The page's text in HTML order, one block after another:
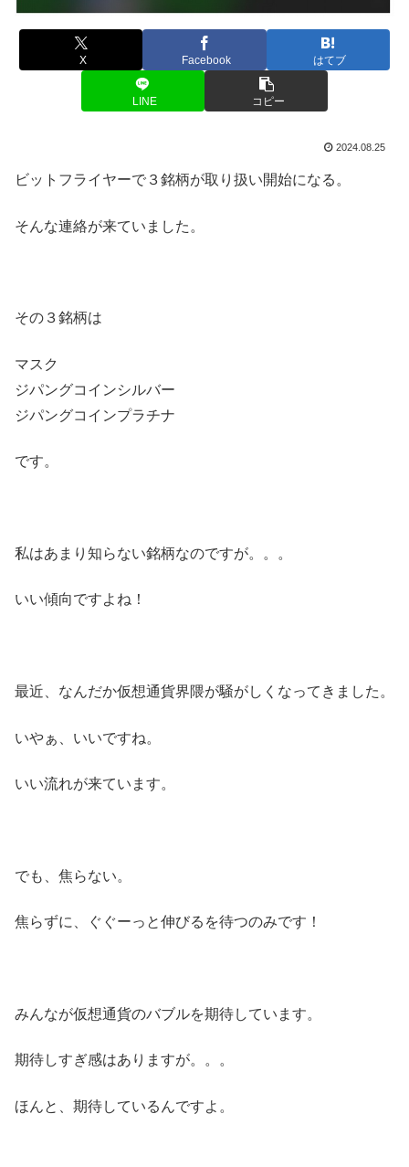
X Facebook はてブ
LINE コピー
2024.08.25
ビットフライヤーで３銘柄が取り扱い開始になる。
そんな連絡が来ていました。
その３銘柄は
マスク
ジパングコインシルバー
ジパングコインプラチナ
です。
私はあまり知らない銘柄なのですが。。。
いい傾向ですよね！
最近、なんだか仮想通貨界隈が騒がしくなってきました。
いやぁ、いいですね。
いい流れが来ています。
でも、焦らない。
焦らずに、ぐぐーっと伸びるを待つのみです！
みんなが仮想通貨のバブルを期待しています。
期待しすぎ感はありますが。。。
ほんと、期待しているんですよ。